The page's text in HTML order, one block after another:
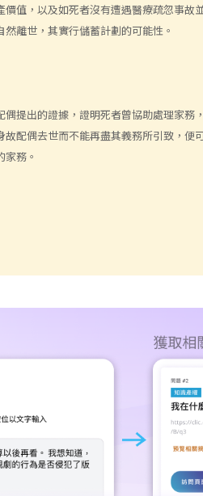
值，以及如死者沒有遭遇醫療疏忽事故
離世，其實行儲蓄計劃的可能性。
提出的證據，證明死者曾協助處理家務
配偶去世而不能再盡其義務所引致，便
務。